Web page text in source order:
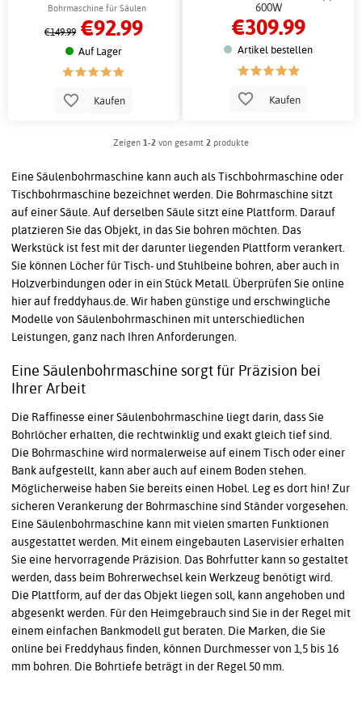
Bohrmaschine für Säulen
€149.99 €92.99
Auf Lager
Kaufen
600W
€309.99
Artikel bestellen
Kaufen
Zeigen 1-2 von gesamt 2 produkte
Eine Säulenbohrmaschine kann auch als Tischbohrmaschine oder
Tischbohrmaschine bezeichnet werden. Die Bohrmaschine sitzt
auf einer Säule. Auf derselben Säule sitzt eine Plattform. Darauf
platzieren Sie das Objekt, in das Sie bohren möchten. Das
Werkstück ist fest mit der darunter liegenden Plattform verankert.
Sie können Löcher für Tisch- und Stuhlbeine bohren, aber auch in
Holzverbindungen oder in ein Stück Metall. Überprüfen Sie online
hier auf freddyhaus.de. Wir haben günstige und erschwingliche
Modelle von Säulenbohrmaschinen mit unterschiedlichen
Leistungen, ganz nach Ihren Anforderungen.
Eine Säulenbohrmaschine sorgt für Präzision bei
Ihrer Arbeit
Die Raffinesse einer Säulenbohrmaschine liegt darin, dass Sie
Bohrlöcher erhalten, die rechtwinklig und exakt gleich tief sind.
Die Bohrmaschine wird normalerweise auf einem Tisch oder einer
Bank aufgestellt, kann aber auch auf einem Boden stehen.
Möglicherweise haben Sie bereits einen Hobel. Leg es dort hin! Zur
sicheren Verankerung der Bohrmaschine sind Ständer vorgesehen.
Eine Säulenbohrmaschine kann mit vielen smarten Funktionen
ausgestattet werden. Mit einem eingebauten Laservisier erhalten
Sie eine hervorragende Präzision. Das Bohrfutter kann so gestaltet
werden, dass beim Bohrerwechsel kein Werkzeug benötigt wird.
Die Plattform, auf der das Objekt liegen soll, kann angehoben und
abgesenkt werden. Für den Heimgebrauch sind Sie in der Regel mit
einem einfachen Bankmodell gut beraten. Die Marken, die Sie
online bei Freddyhaus finden, können Durchmesser von 1,5 bis 16
mm bohren. Die Bohrtiefe beträgt in der Regel 50 mm.